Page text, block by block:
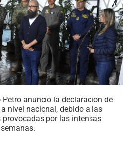
Petro anunció la declaración de
nivel nacional, debido a las
provocadas por las intensas